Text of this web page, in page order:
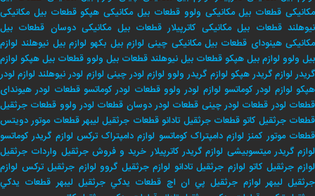
مکانیکی قطعات بیل مکانیکی ولوو قطعات بیل مکانیکی هپکو قطعات بیل مکانیکی
نیوهلند قطعات بیل مکانیکی کاترپیلار قطعات بیل مکانیکی دوسان قطعات بیل
مکانیکی هینودای قطعات بیل مکانیکی چینی لوازم بیل بکهو لوازم بیل نیوهلند لوازم
بیل ولوو لوازم بیل هپکوقطعات بیل نیوهلندقطعات بیل ولووقطعات بیل هپکو لوازم
گریدر لوازم گریدر هپکو لوازم گریدر ولوو لوازم لودر چینی لوازم لودر نیوهلند لوازم لودر
هپکو لوازم لودر کوماتسو لوازم لودر ولوو قطعات لودر کوماتسو قطعات لودر هیوندای
قطعات لودر قطعات لودر چینی قطعات لودر دوسان قطعات لودر ولوو قطعات جرثقیل
قطعات جرثقیل کاتوقطعات جرثقیل تادانوقطعات جرثقیل لیبهرقطعات موتور دویتس
قطعات موتور کمنز لوازم دامپتراک کوماتسو لوازم دامپتراک ترکس لوازم گریدر کوماتسو
لوازم گریدر میتسوبیشی لوازم گریدر کاترپیلار خريد و فروش جرثقيل واردات جرثقيل
لوازم جرثقيل كاتو لوازم جرثقيل تادانو لوازم جرثقيل گروو لوازم جرثقيل تركس لوازم
جرثقيل ليبهر لوازم جرثقيل پي ان اچ قطعات يدكي جرثقيل ليبهر قطعات يدكي